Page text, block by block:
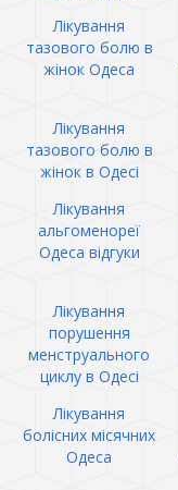
Лікування
тазового болю в
жінок Одеса
Лікування
тазового болю в
жінок в Одесі
Лікування
альгоменореї
Одеса відгуки
Лікування
порушення
менструального
циклу в Одесі
Лікування
болісних місячних
Одеса